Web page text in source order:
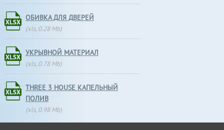
ОБИВКА ДЛЯ ДВЕРЕЙ
(xls, 0.28 Mb)
УКРЫВНОЙ МАТЕРИАЛ
(xls, 0.78 Mb)
THREE 3 HOUSE КАПЕЛЬНЫЙ
ПОЛИВ
(xls, 0.98 Mb)